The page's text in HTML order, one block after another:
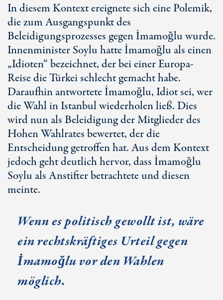
In diesem Kontext ereignete sich eine Polemik,
die zum Ausgangspunkt des
Beleidigungsprozesses gegen İmamoğlu wurde.
Innenminister Soylu hatte İmamoğlu als einen
„Idioten“ bezeichnet, der bei einer Europa-
Reise die Türkei schlecht gemacht habe.
Daraufhin antwortete İmamoğlu, Idiot sei, wer
die Wahl in Istanbul wiederholen ließ. Dies
wird nun als Beleidigung der Mitglieder des
Hohen Wahlrates bewertet, der die
Entscheidung getroffen hat. Aus dem Kontext
jedoch geht deutlich hervor, dass İmamoğlu
Soylu als Anstifter betrachtete und diesen
meinte.
Wenn es politisch gewollt ist, wäre
ein rechtskräftiges Urteil gegen
İmamoğlu vor den Wahlen
möglich.